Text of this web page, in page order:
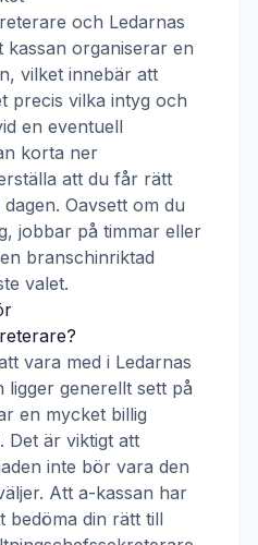
och Ledarnas
kassan organiserar en
vilket innebär att
precis vilka intyg och
en eventuell
korta ner
att du får rätt
Oavsett om du
jobbar på timmar eller
branschinriktad
valet.
?
vara med i Ledarnas
ligger generellt sett på
en mycket billig
Det är viktigt att
inte bör vara den
Att a-kassan har
bedöma din rätt till